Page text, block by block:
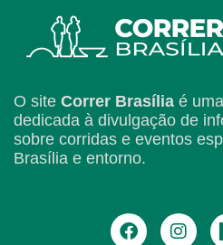
O site Correr Brasília é
dedicada à divulgação de
sobre corridas e eventos
Brasília e entorno.